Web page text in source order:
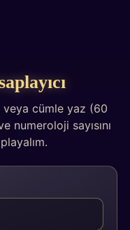
cümle yaz (60
numeroloji sayısını